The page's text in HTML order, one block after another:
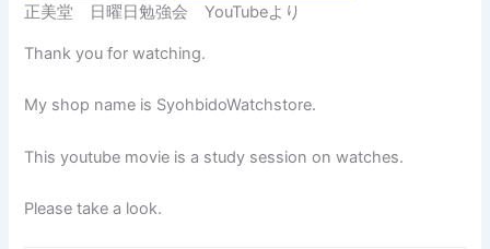
正美堂 日曜日勉強会 YouTubeより
Thank you for watching.
My shop name is SyohbidoWatchstore.
This youtube movie is a study session on watches.
Please take a look.